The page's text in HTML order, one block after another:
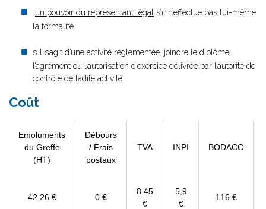
un pouvoir du représentant légal s’il n’effectue pas lui-même
la formalité
s’il s’agit d’une activité réglementée, joindre le diplôme,
l’agrément ou l’autorisation d’exercice délivrée par l’autorité de
contrôle de ladite activité.
Coût
Emoluments
du Greffe
(HT)
Débours
/ Frais
postaux
TVA INPI BODACC
42,26 € 0 €
8,45
€
5,9
€
116 €